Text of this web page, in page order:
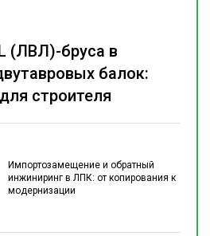
Импортозамещение и обратный
инжиниринг в ЛПК: от копирования к
модернизации
(ЛВЛ)-бруса в
балок:
строителя